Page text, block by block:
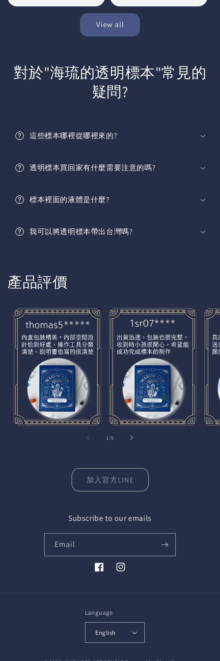
View all
對於"海琉的透明標本"常見的
疑問?
這些標本哪裡從哪裡來的?
透明標本買回家有什麼需要注意的嗎?
標本裡面的液體是什麼?
我可以將透明標本帶出台灣嗎?
產品評價
1/of
5
加入官方LINE
Subscribe to our emails
Email
FacebookInstagram
Language
English